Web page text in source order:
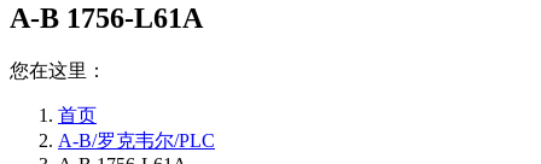
A-B 1756-L61A
您在这里：
首页
A-B/罗克韦尔/PLC